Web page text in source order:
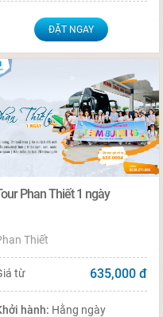
ĐẶT NGAY
Phan Thiết 1 ngày
Thiết
từ 635,000 đ
hành: Hằng ngày